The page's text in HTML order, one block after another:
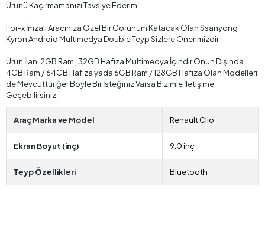
Ürünü Kaçırmamanızı Tavsiye Ederim.
For-x İmzalı Aracınıza Özel Bir Görünüm Katacak Olan Ssanyong
Kyron Android Multimedya Double Teyp Sizlere Önerimizdir.
Ürün İlanı 2GB Ram , 32GB Hafıza Multimedya İçindir Onun Dışında
4GB Ram / 64GB Hafıza yada 6GB Ram / 128GB Hafıza Olan Modelleri
de Mevcuttur ğer Böyle Bir İsteğiniz Varsa Bizimle İletişime
Geçebilirsiniz.
Araç Marka ve Model Renault Clio
Ekran Boyut (inç) 9.0 inç
Teyp Özellikleri Bluetooth